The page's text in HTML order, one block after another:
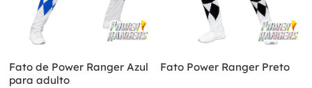
Fato de Power Ranger Azul
para adulto
Fato Power Ranger Preto